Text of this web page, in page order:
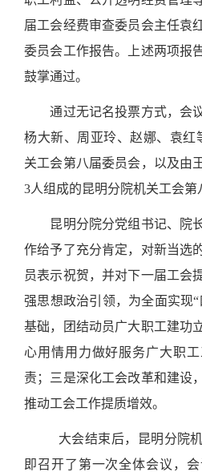
届工会经费审查委员会主任袁
委员会工作报告。上述两项报
鼓掌通过。
通过无记名投票方式，会议
杨大新、周亚玲、赵娜、袁红
关工会第八届委员会，以及由
3人组成的昆明分院机关工会第
昆明分院分党组书记、院长
作给予了充分肯定，对新当选
员表示祝贺，并对下一届工会
强思想政治引领，为全面实现
基础，团结动员广大职工建功
心用情用力做好服务广大职
责；三是深化工会改革和建设
推动工会工作提质增效。
大会结束后，昆明分院
即召开了第一次全体会议，